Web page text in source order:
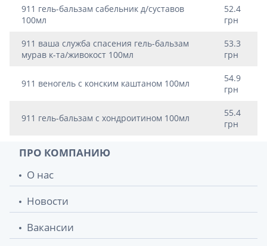
911 гель-бальзам сабельник д/суставов
100мл
52.4
грн
911 ваша служба спасения гель-бальзам
мурав к-та/живокост 100мл
53.3
грн
911 веногель с конским каштаном 100мл
54.9
грн
911 гель-бальзам с хондроитином 100мл
55.4
грн
ПРО КОМПАНИЮ
О нас
Новости
Вакансии